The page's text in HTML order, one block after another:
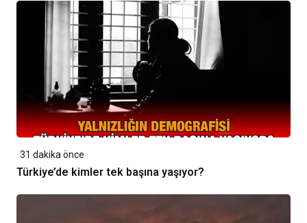
31 dakika önce
Türkiye’de kimler tek başına yaşıyor?